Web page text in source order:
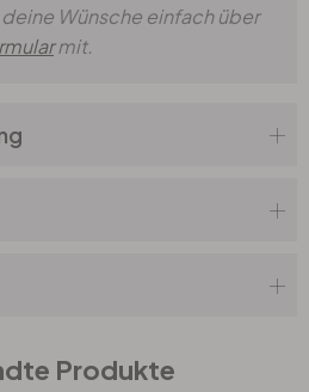
deine Wünsche einfach über
mit.
Produkte